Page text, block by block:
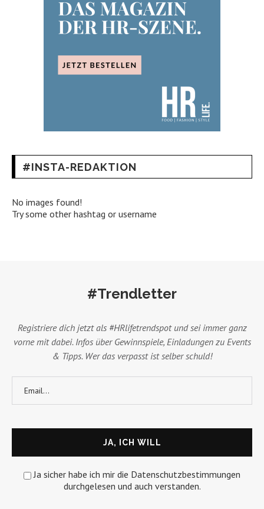
#INSTA-REDAKTION
No images found!
Try some other hashtag or username
#Trendletter
Registriere dich jetzt als #HRlifetrendspot und sei immer ganz
vorne mit dabei. Infos über Gewinnspiele, Einladungen zu Events
& Tipps. Wer das verpasst ist selber schuld!
Ja sicher habe ich mir die Datenschutzbestimmungen
durchgelesen und auch verstanden.